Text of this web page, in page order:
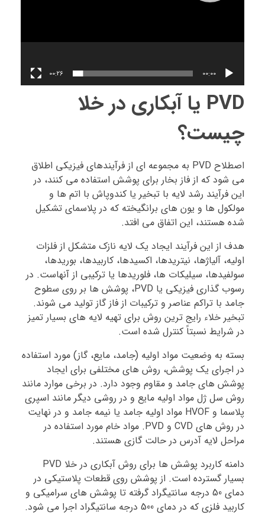
00:00
00:26
PVD یا آبکاری در خلا
چیست؟
اصطلاح PVD به مجموعه ای از فرآیندهای فیزیکی اطلاق
می شود که از فاز بخار برای پوشش استفاده می کنند، در
این فرآیند رشد لایه با تبخیر یا کندوپاش با اتم ها و
مولکول ها و یون های برانگیخته که در پلاسمای تشکیل
شده هستند، این اتفاق می افتد.
هدف از این فرآیند ایجاد یک لایه نازک متشکل از فلزات
اولیه، آلیاژها، نیتریدها، اکسیدها، کاربیدها، بوریدها،
سولفیدها، سیلیکات ها، فلوریدها یا ترکیبی از آنهاست. در
رسوب گذاری فیزیکی یا PVD، پوشش ها بر روی سطوح
جامد با تراکم عناصر و ترکیبات از فاز گاز تولید می شوند.
تبخیر خلاء رایج ترین روش برای تهیه لایه های بسیار تمیز
در شرایط نسبتاً کنترل شده است.
بسته به وضعیت مواد اولیه (جامد، مایع، گاز) مورد استفاده
در اجرای یک پوشش، روش های مختلفی برای ایجاد
پوشش های جامد و مقاوم وجود دارد. در برخی موارد مانند
روش سل ژل مواد اولیه مایع و در روشی دیگر مانند اسپری
پلاسما و HVOF مواد اولیه جامد یا نیمه جامد و در نهایت
در روش های CVD و PVD. مواد خام مورد استفاده در
مراحل لایه آدرس در حالت گازی هستند.
دامنه کاربرد پوشش ها برای روش آبکاری در خلا PVD
بسیار گسترده است. از پوشش روی قطعات پلاستیکی در
دمای 50 درجه سانتیگراد گرفته تا پوشش های سرامیکی و
کاربید فلزی که در دمای 500 درجه سانتیگراد اجرا می شود.